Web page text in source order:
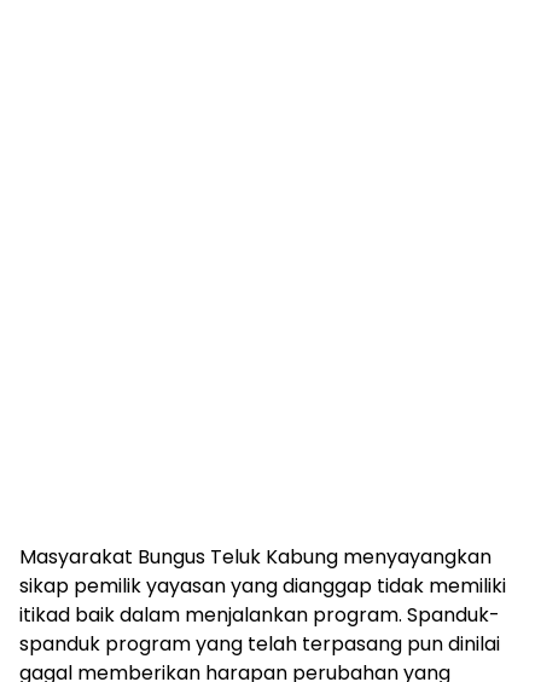
Masyarakat Bungus Teluk Kabung menyayangkan
sikap pemilik yayasan yang dianggap tidak memiliki
itikad baik dalam menjalankan program. Spanduk-
spanduk program yang telah terpasang pun dinilai
gagal memberikan harapan perubahan yang